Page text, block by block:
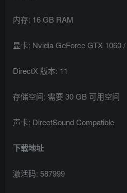
内存: 16 GB RAM
显卡: Nvidia GeForce GTX 1060
DirectX 版本: 11
存储空间: 需要 30 GB 可用空间
声卡: DirectSound Compatible
下载地址
激活码: 587999